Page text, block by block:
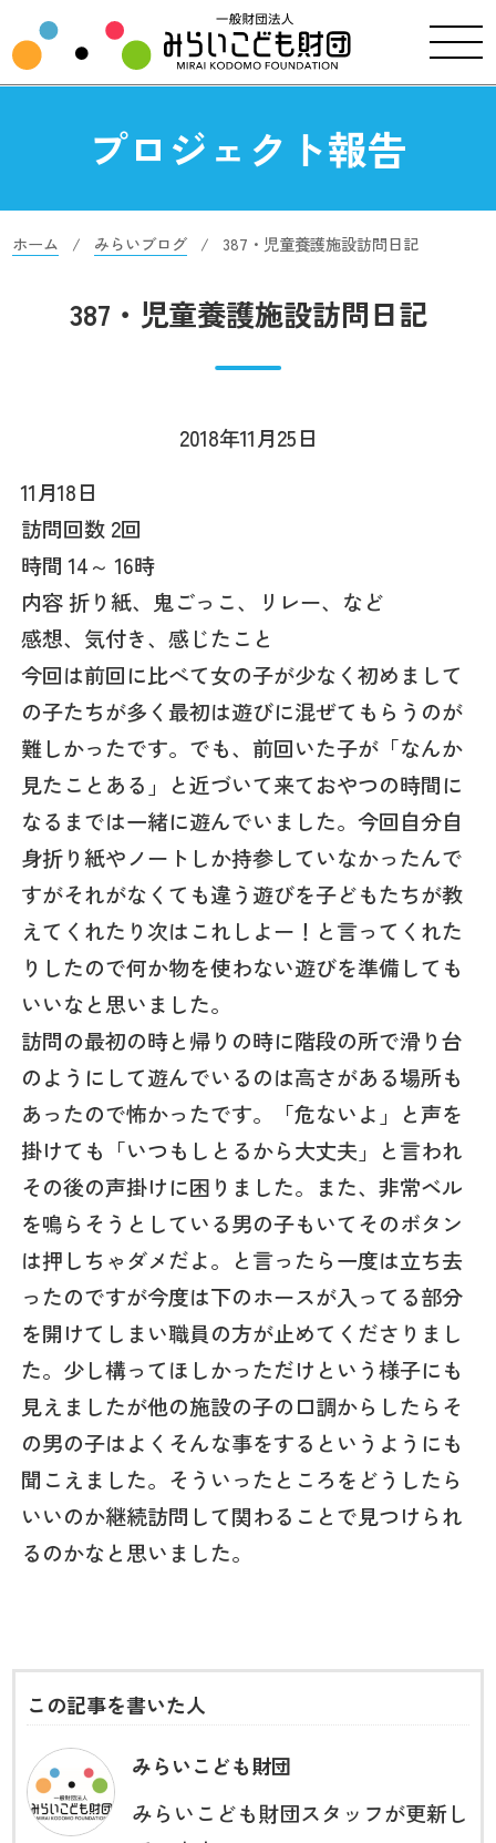
プロジェクト報告
ホーム みらいブログ 387・児童養護施設訪問日記
387・児童養護施設訪問日記
2018年11月25日
11月18日
訪問回数 2回
時間 14～ 16時
内容 折り紙、鬼ごっこ、リレー、など
感想、気付き、感じたこと
今回は前回に比べて女の子が少なく初めまして
の子たちが多く最初は遊びに混ぜてもらうのが
難しかったです。でも、前回いた子が「なんか
見たことある」と近づいて来ておやつの時間に
なるまでは一緒に遊んでいました。今回自分自
身折り紙やノートしか持参していなかったんで
すがそれがなくても違う遊びを子どもたちが教
えてくれたり次はこれしよー！と言ってくれた
りしたので何か物を使わない遊びを準備しても
いいなと思いました。
訪問の最初の時と帰りの時に階段の所で滑り台
のようにして遊んでいるのは高さがある場所も
あったので怖かったです。「危ないよ」と声を
掛けても「いつもしとるから大丈夫」と言われ
その後の声掛けに困りました。また、非常ベル
を鳴らそうとしている男の子もいてそのボタン
は押しちゃダメだよ。と言ったら一度は立ち去
ったのですが今度は下のホースが入ってる部分
を開けてしまい職員の方が止めてくださりまし
た。少し構ってほしかっただけという様子にも
見えましたが他の施設の子の口調からしたらそ
の男の子はよくそんな事をするというようにも
聞こえました。そういったところをどうしたら
いいのか継続訪問して関わることで見つけられ
るのかなと思いました。
この記事を書いた人
みらいこども財団
みらいこども財団スタッフが更新し